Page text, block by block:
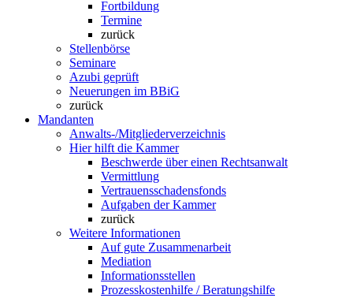
Fortbildung
Termine
zurück
Stellenbörse
Seminare
Azubi geprüft
Neuerungen im BBiG
zurück
Mandanten
Anwalts-/Mitgliederverzeichnis
Hier hilft die Kammer
Beschwerde über einen Rechtsanwalt
Vermittlung
Vertrauensschadensfonds
Aufgaben der Kammer
zurück
Weitere Informationen
Auf gute Zusammenarbeit
Mediation
Informationsstellen
Prozesskostenhilfe / Beratungshilfe